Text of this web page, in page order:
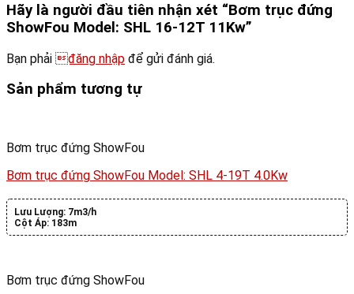
Hãy là người đầu tiên nhận xét “Bơm trục đứng
ShowFou Model: SHL 16-12T 11Kw”
Bạn phải đăng nhập để gửi đánh giá.
Sản phẩm tương tự
Bơm trục đứng ShowFou
Bơm trục đứng ShowFou Model: SHL 4-19T 4.0Kw
Lưu Lượng: 7m3/h
Cột Áp: 183m
Bơm trục đứng ShowFou